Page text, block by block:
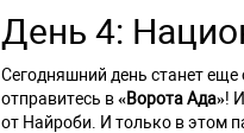
День 4:
Сегодняшний день станет
отправитесь в«Ворота Ада»!
от Найроби. И только в этом